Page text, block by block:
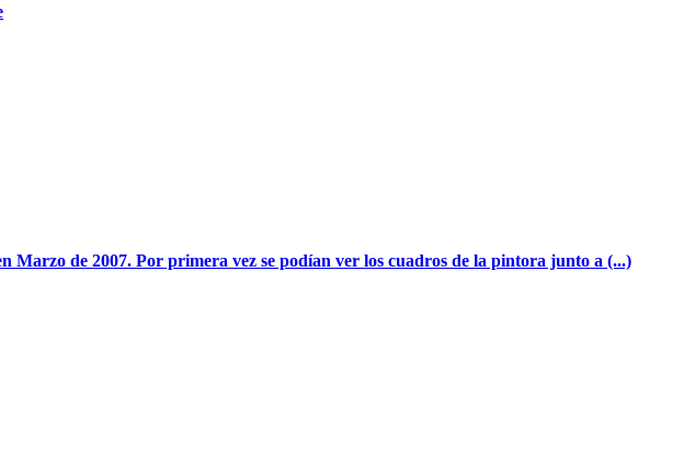
de 2007. Por primera vez se podían ver los cuadros de la pintora junto a (...)